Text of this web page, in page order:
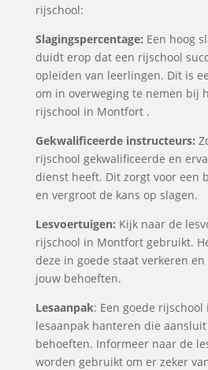
rijschool:
Slagingspercentage: Een hoog
duidt erop dat een rijschool
opleiden van leerlingen. Dit is
om in overweging te nemen bij
rijschool in Montfort .
Gekwalificeerde instructeurs:
rijschool gekwalificeerde en
dienst heeft. Dit zorgt voor een
en vergroot de kans op slagen.
Lesvoertuigen: Kijk naar de
rijschool in Montfort gebruikt.
deze in goede staat verkeren
jouw behoeften.
Lesaanpak: Een goede
lesaanpak hanteren die
behoeften. Informeer naar de
worden gebruikt om er zeker